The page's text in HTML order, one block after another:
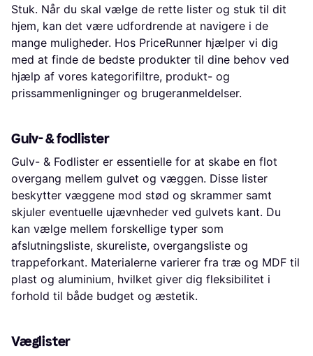
Stuk. Når du skal vælge de rette lister og stuk til dit
hjem, kan det være udfordrende at navigere i de
mange muligheder. Hos PriceRunner hjælper vi dig
med at finde de bedste produkter til dine behov ved
hjælp af vores kategorifiltre, produkt- og
prissammenligninger og brugeranmeldelser.
Gulv- & fodlister
Gulv- & Fodlister er essentielle for at skabe en flot
overgang mellem gulvet og væggen. Disse lister
beskytter væggene mod stød og skrammer samt
skjuler eventuelle ujævnheder ved gulvets kant. Du
kan vælge mellem forskellige typer som
afslutningsliste, skureliste, overgangsliste og
trappeforkant. Materialerne varierer fra træ og MDF til
plast og aluminium, hvilket giver dig fleksibilitet i
forhold til både budget og æstetik.
Væglister